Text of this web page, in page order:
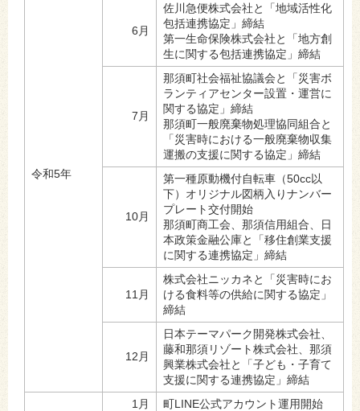
令和5年
6月
佐川急便株式会社と「地域活性化
包括連携協定」締結
第一生命保険株式会社と「地方創
生に関する包括連携協定」締結
7月
那須町社会福祉協議会と「災害ボ
ランティアセンター設置・運営に
関する協定」締結
那須町一般廃棄物処理協同組合と
「災害時における一般廃棄物収集
運搬の支援に関する協定」締結
10月
第一種原動機付自転車（50cc以
下）オリジナル図柄入りナンバー
プレート交付開始
那須町商工会、那須信用組合、日
本政策金融公庫と「移住創業支援
に関する連携協定」締結
11月
株式会社ニッカネと「災害時にお
ける食料等の供給に関する協定」
締結
12月
日本テーマパーク開発株式会社、
藤和那須リゾート株式会社、那須
興業株式会社と「子ども・子育て
支援に関する連携協定」締結
1月 町LINE公式アカウント運用開始